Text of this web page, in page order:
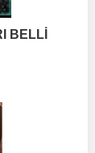
BELLİ